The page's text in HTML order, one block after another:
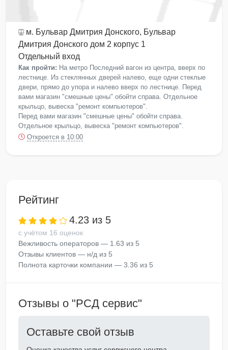
м. Бульвар Дмитрия Донского, Бульвар
Дмитрия Донского дом 2 корпус 1
Отдельный вход
Как пройти: На метро Последний вагон из центра, вверх по
лестнице. Из стеклянных дверей налево, еще одни стеклые
двери, прямо до упора и налево вверх по лестнице. Перед
вами магазин "смешные цены" обойти справа. Отдельное
крыльцо, вывеска "ремонт компьютеров".
Перед вами магазин "смешные цены" обойти справа.
Отдельное крыльцо, вывеска "ремонт компьютеров".
Откроется в 10:00
Рейтинг
4.23 из 5
с учётом 16 оценок
Вежливость операторов — 1.63 из 5
Отзывы клиентов — н/д из 5
Полнота карточки компании — 3.36 из 5
Отзывы о "РСД сервис"
Оставьте свой отзыв